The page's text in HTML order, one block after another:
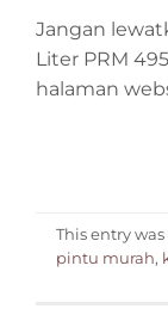
Jangan
Liter PRM
halaman
This entry
pintu murah,